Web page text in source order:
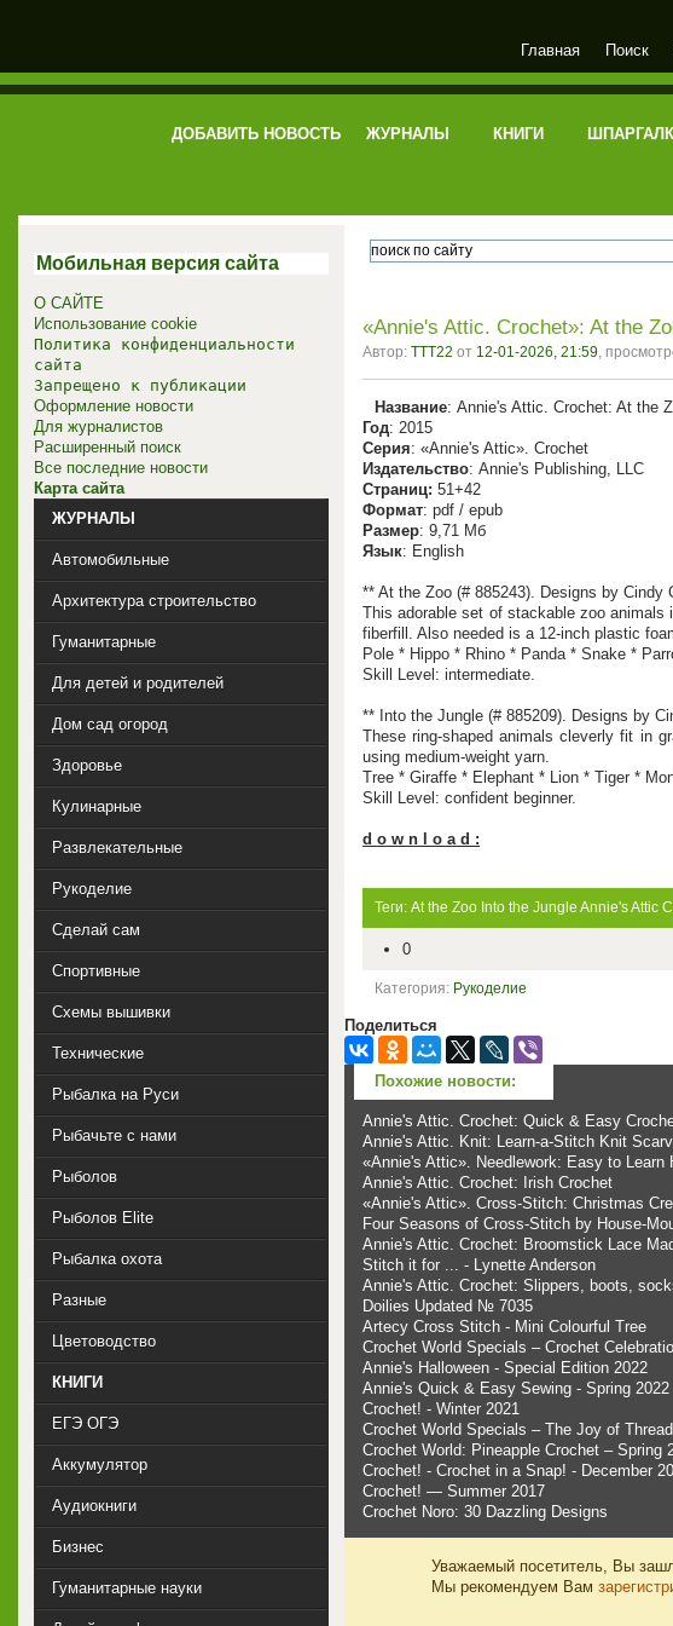
электронная библиотека
Главная Поиск
ДОБАВИТЬ НОВОСТЬ ЖУРНАЛЫ КНИГИ
«Annie's Attic. Crochet»: At the
Автор: TTT22 от 12-01-2026, 21:59,
Название: Annie's Attic. Crochet: At the
Год: 2015
Серия: «Annie's Attic». Crochet
Издательство: Annie's Publishing, LLC
Cтраниц: 51+42
Формат: pdf / epub
Размер: 9,71 Мб
Язык: English
** At the Zoo (# 885243). Designs by
This adorable set of stackable zoo animals
fiberfill. Also needed is a 12-inch plastic
Pole * Hippo * Rhino * Panda * Snake *
Skill Level: intermediate.
** Into the Jungle (# 885209). Designs by
These ring-shaped animals cleverly fit in
using medium-weight yarn.
Tree * Giraffe * Elephant * Lion * Tiger *
Skill Level: confident beginner.
d o w n l o a d :
Теги: At the Zoo Into the Jungle Annie's Attic
0
Категория: Рукоделие
Поделиться
Похожие новости:
Annie's Attic. Crochet: Quick & Easy
Annie's Attic. Knit: Learn-a-Stitch Knit
«Annie's Attic». Needlework: Easy to Learn
Annie's Attic. Crochet: Irish Crochet
«Annie's Attic». Cross-Stitch: Christmas
Four Seasons of Cross-Stitch by House-
Annie's Attic. Crochet: Broomstick Lace
Stitch it for ... - Lynette Anderson
Annie's Attic. Crochet: Slippers, boots,
Doilies Updated № 7035
Artecy Cross Stitch - Mini Colourful Tree
Crochet World Specials – Crochet
Annie's Halloween - Special Edition 2022
Annie's Quick & Easy Sewing - Spring 2022
Crochet! - Winter 2021
Crochet World Specials – The Joy of
Crochet World: Pineapple Crochet – Spring
Crochet! - Crochet in a Snap! - December
Crochet! — Summer 2017
Crochet Noro: 30 Dazzling Designs
Уважаемый посетитель, Вы
Мы рекомендуем Вам
Мобильная версия сайта
О САЙТЕ
Использование cookie
Политика конфиденциальности
сайта
Запрещено к публикации
Оформление новости
Для журналистов
Расширенный поиск
Все последние новости
Карта сайта
ЖУРНАЛЫ
Автомобильные
Архитектура строительство
Гуманитарные
Для детей и родителей
Дом сад огород
Здоровье
Кулинарные
Развлекательные
Рукоделие
Сделай сам
Спортивные
Схемы вышивки
Технические
Рыбалка на Руси
Рыбачьте с нами
Рыболов
Рыболов Elite
Рыбалка охота
Разные
Цветоводство
КНИГИ
ЕГЭ ОГЭ
Аккумулятор
Аудиокниги
Бизнес
Гуманитарные науки